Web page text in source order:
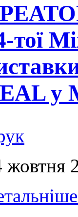
тої
у
жовтня